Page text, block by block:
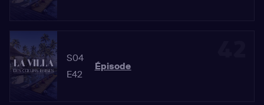
S04
E42
Épisode